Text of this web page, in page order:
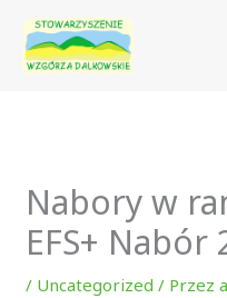
Przejdź
treści
Nabory w
EFS+ Nabór
/ Uncategorized / Przez